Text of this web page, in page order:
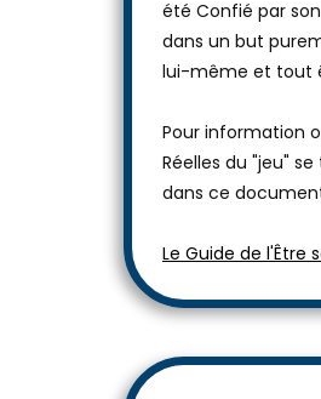
été Confié par
dans un but
lui-même et tout
Pour information
Réelles du "jeu"
dans ce
Le Guide de l'Être